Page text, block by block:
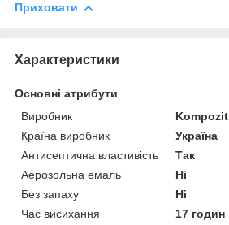
Приховати
Характеристики
Основні атрибути
Виробник
Kompozit
Країна виробник
Україна
Антисептична властивість
Так
Аерозольна емаль
Ні
Без запаху
Ні
Час висихання
17 годин